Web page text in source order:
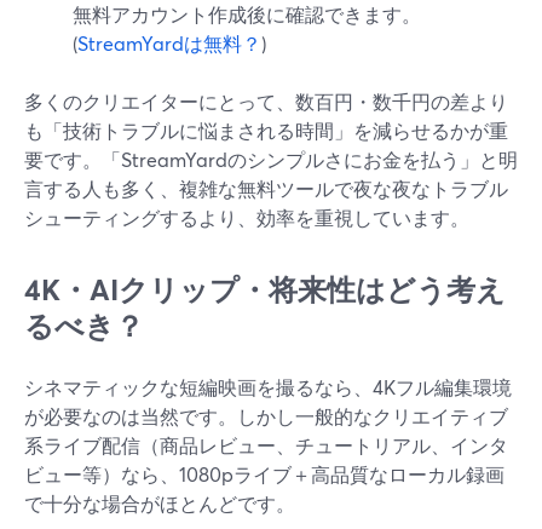
無料アカウント作成後に確認できます。
(StreamYardは無料？ )
多くのクリエイターにとって、数百円・数千円の差より
も「技術トラブルに悩まされる時間」を減らせるかが重
要です。「StreamYardのシンプルさにお金を払う」と明
言する人も多く、複雑な無料ツールで夜な夜なトラブル
シューティングするより、効率を重視しています。
4K・AIクリップ・将来性はどう考え
るべき？
シネマティックな短編映画を撮るなら、4Kフル編集環境
が必要なのは当然です。しかし一般的なクリエイティブ
系ライブ配信（商品レビュー、チュートリアル、インタ
ビュー等）なら、1080pライブ＋高品質なローカル録画
で十分な場合がほとんどです。